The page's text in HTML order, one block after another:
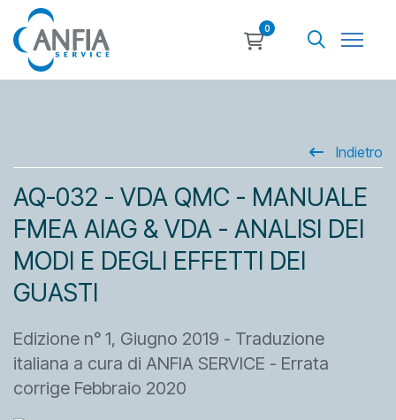
0
Indietro
AQ-032 - VDA QMC - MANUALE
FMEA AIAG & VDA - ANALISI DEI
MODI E DEGLI EFFETTI DEI
GUASTI
Edizione n° 1, Giugno 2019 - Traduzione
italiana a cura di ANFIA SERVICE - Errata
corrige Febbraio 2020